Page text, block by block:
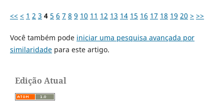
<< < 1 2 3 4 5 6 7 8 9 10 11 12 13 14 15 16 17 18 19 20 > >>
Você também pode iniciar uma pesquisa avançada por
similaridadepara este artigo.
Edição Atual